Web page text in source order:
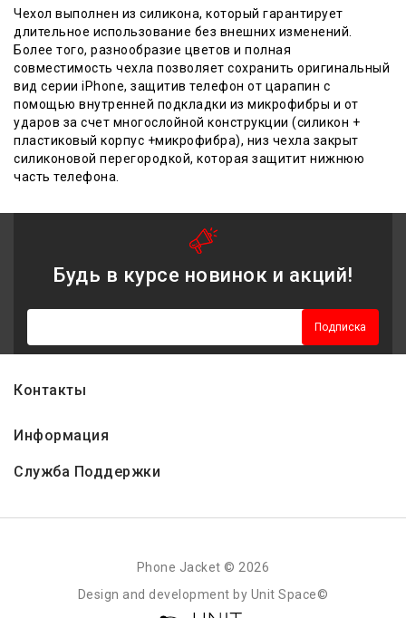
Чехол выполнен из силикона, который гарантирует
длительное использование без внешних изменений.
Более того, разнообразие цветов и полная
совместимость чехла позволяет сохранить оригинальный
вид серии iPhone, защитив телефон от царапин с
помощью внутренней подкладки из микрофибры и от
ударов за счет многослойной конструкции (силикон +
пластиковый корпус +микрофибра), низ чехла закрыт
силиконовой перегородкой, которая защитит нижнюю
часть телефона.
Будь в курсе новинок и акций!
Подписка
Контакты
Информация
Служба Поддержки
Phone Jacket © 2026
Design and development by Unit Space©